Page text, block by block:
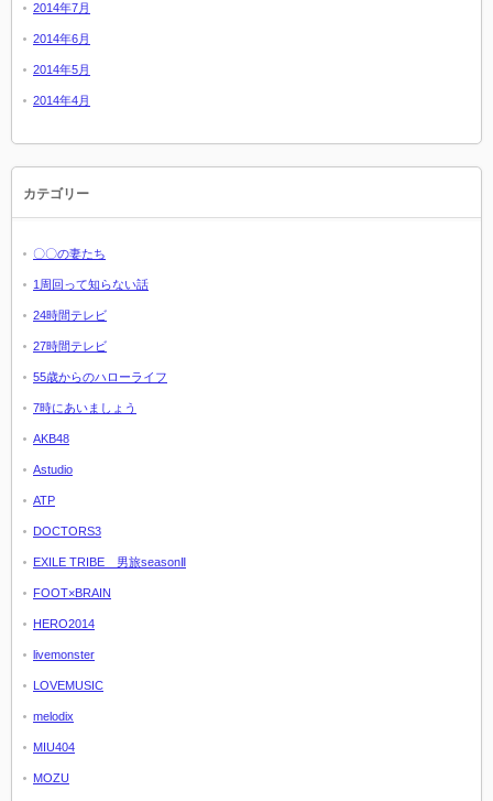
2014年7月
2014年6月
2014年5月
2014年4月
カテゴリー
〇〇の妻たち
1周回って知らない話
24時間テレビ
27時間テレビ
55歳からのハローライフ
7時にあいましょう
AKB48
Astudio
ATP
DOCTORS3
EXILE TRIBE 男旅seasonⅡ
FOOT×BRAIN
HERO2014
livemonster
LOVEMUSIC
melodix
MIU404
MOZU